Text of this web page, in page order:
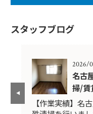
スタッフブログ
2026/
名古
掃/賃
【作業実績】名